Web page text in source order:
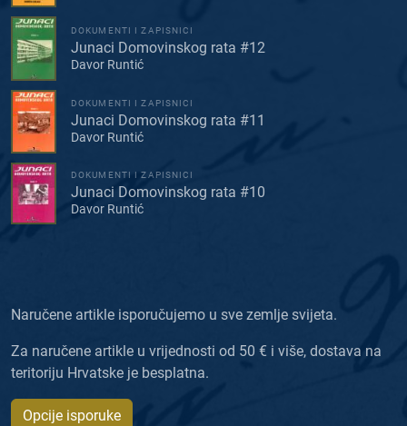
DOKUMENTI I ZAPISNICI
Junaci Domovinskog rata #12
Davor Runtić
DOKUMENTI I ZAPISNICI
Junaci Domovinskog rata #11
Davor Runtić
DOKUMENTI I ZAPISNICI
Junaci Domovinskog rata #10
Davor Runtić
Naručene artikle isporučujemo u sve zemlje svijeta.
Za naručene artikle u vrijednosti od 50 € i više, dostava na
teritoriju Hrvatske je besplatna.
Opcije isporuke